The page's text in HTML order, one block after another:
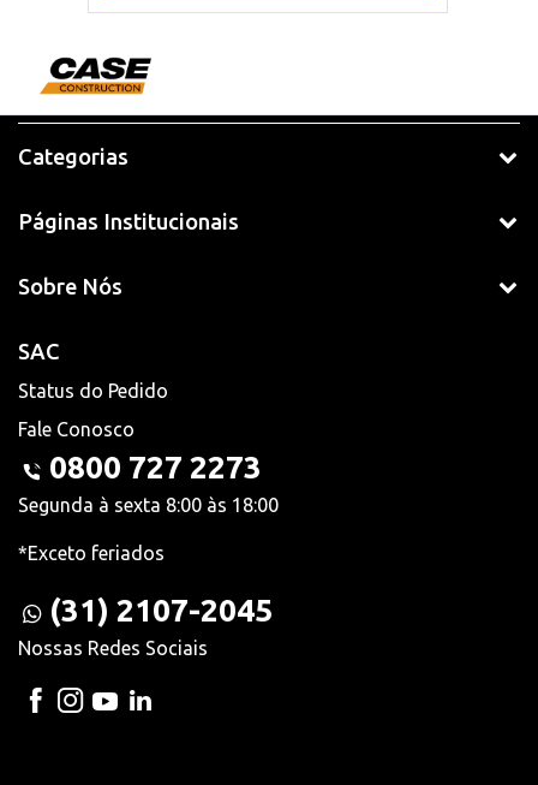
Categorias
Páginas Institucionais
Sobre Nós
SAC
Status do Pedido
Fale Conosco
0800 727 2273
Segunda à sexta 8:00 às 18:00
*Exceto feriados
(31) 2107-2045
Nossas Redes Sociais